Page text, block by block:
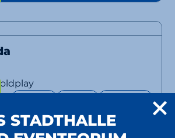
ab 32 €
STADTHALLE